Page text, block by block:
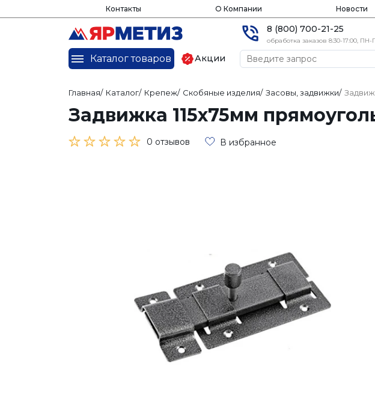
Контакты О Компании Новости
8 (800) 700-21-25
обработка заказов 8:30-17:00, ПН-
Каталог товаров Акции
Главная/ Каталог/ Крепеж/ Скобяные изделия/ Засовы, задвижки/
Задвижка 115х75мм
0 отзывов В избранное